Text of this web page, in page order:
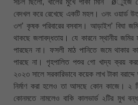
সচল ছিলো, খালের মুখে পাকা মিনি ¯øুইজ
বেদখল করে রেখেছে একটি মহল। ৩নং ওয়ার্ড
৩শ’ কৃষক পরিবারের বসবাস। আড়াইশ’ বিঘা
থাকছে জলাবদ্ধতায়। যে কারনে স্থানীয়
পারছেন না। ফসলী মাঠ পানিতে জমে থাকার
পারছে না। গৃহপালিত পশুর গো খাদ্য ক্রয়
২০২৩ সালে সরকারিভাবে কয়েক লাখ টাকা বরাদ্দে
নির্মাণ করা হলেও তা আসছে কোন কাজে। ২ টি
কোনমতে নামলেও বাকি কালভার্ড ২টির মুখ